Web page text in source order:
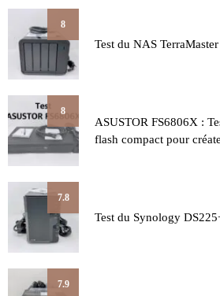
8
Test du NAS
8
ASUSTOR FS6806X :
flash compact pour
7.8
Test du Synology
7.9